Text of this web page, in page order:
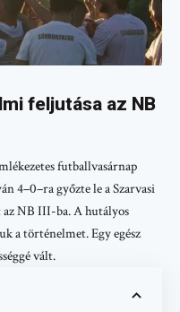
feljutása az NB
futballvasárnap
4–0–ra győzte le a Szarvasi
az NB III-ba. A hutályos
a történelmet. Egy egész
vált.